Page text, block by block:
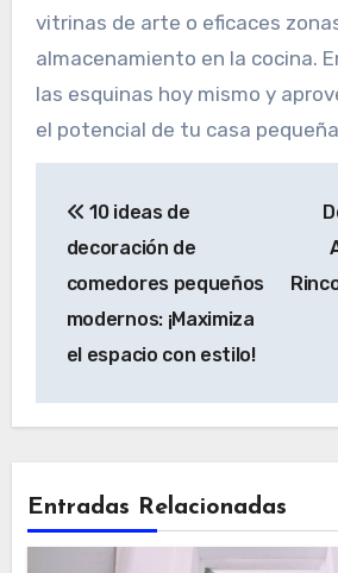
vitrinas de arte o eficaces
almacenamiento en la cocina.
las esquinas hoy mismo y
el potencial de tu casa
de
entradas
10 ideas de
decoración de
comedores pequeños
modernos: ¡Maximiza
el espacio con estilo!
Entradas Relacionadas